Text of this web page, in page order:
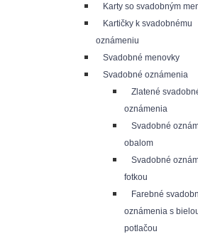
Karty so svadobným
Kartičky k svadobnému
oznámeniu
Svadobné menovky
Svadobné oznámenia
Zlatené
oznámenia
Svadobné
obalom
Svadobné
fotkou
Farebné
oznámenia s
potlačou